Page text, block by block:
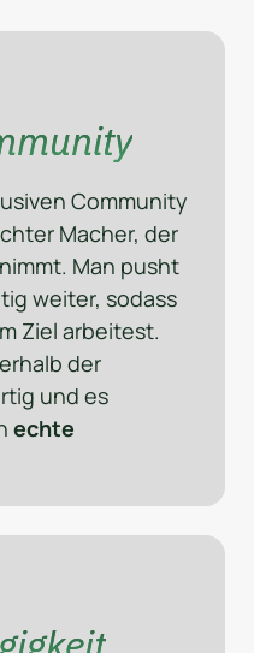
Community
Man pusht
weiter, sodass
Ziel arbeitest.
und es
echte